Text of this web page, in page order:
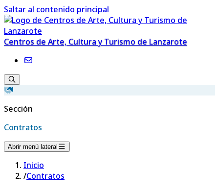
Saltar al contenido principal
Centros de Arte, Cultura y Turismo de Lanzarote
Sección
Contratos
Abrir menú lateral
Inicio
/Contratos